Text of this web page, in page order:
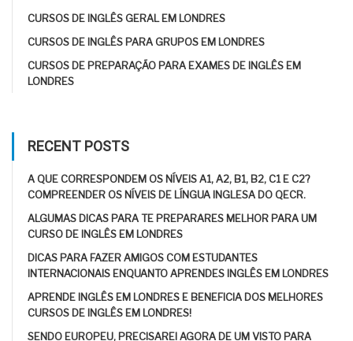
CURSOS DE INGLÊS GERAL EM LONDRES
CURSOS DE INGLÊS PARA GRUPOS EM LONDRES
CURSOS DE PREPARAÇÃO PARA EXAMES DE INGLÊS EM
LONDRES
RECENT POSTS
A QUE CORRESPONDEM OS NÍVEIS A1, A2, B1, B2, C1 E C2?
COMPREENDER OS NÍVEIS DE LÍNGUA INGLESA DO QECR.
ALGUMAS DICAS PARA TE PREPARARES MELHOR PARA UM
CURSO DE INGLÊS EM LONDRES
DICAS PARA FAZER AMIGOS COM ESTUDANTES
INTERNACIONAIS ENQUANTO APRENDES INGLÊS EM LONDRES
APRENDE INGLÊS EM LONDRES E BENEFICIA DOS MELHORES
CURSOS DE INGLÊS EM LONDRES!
SENDO EUROPEU, PRECISAREI AGORA DE UM VISTO PARA